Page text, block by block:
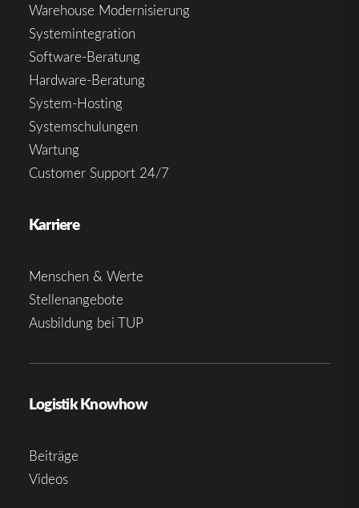
Warehouse Modernisierung
Systemintegration
Software-Beratung
Hardware-Beratung
System-Hosting
Systemschulungen
Wartung
Customer Support 24/7
Karriere
Menschen & Werte
Stellenangebote
Ausbildung bei TUP
Logistik Knowhow
Beiträge
Videos